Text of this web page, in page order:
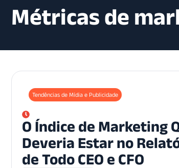
Métricas de
Tendências de Mídia e Publicidade
O Índice de Marketing
Deveria Estar no
de Todo CEO e CFO